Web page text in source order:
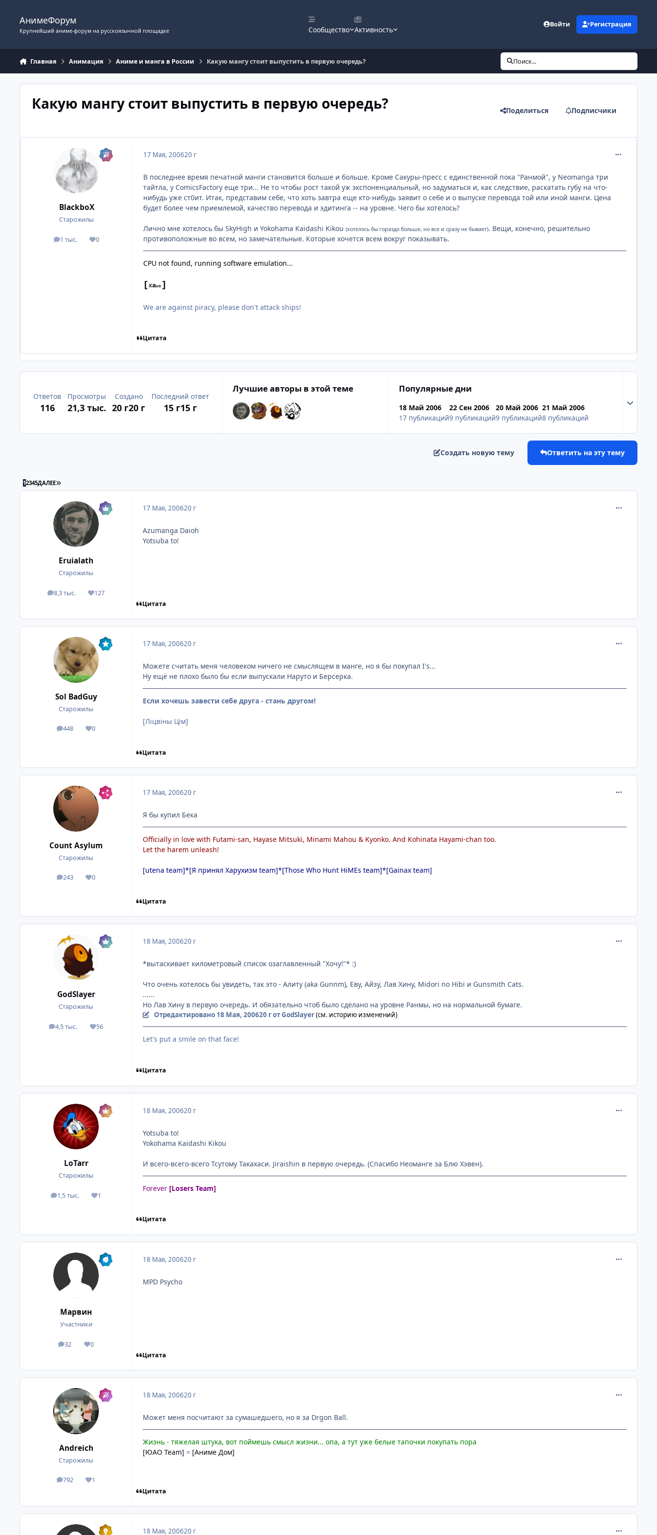
АнимеФорум
Крупнейший аниме-форум на русскоязычной площадке Сообщество Активность
Войти Регистрация
Главная Анимация Аниме и манга в России Какую мангу стоит выпустить в первую очередь? Поиск...
Какую мангу стоит выпустить в первую очередь? Поделиться Подписчики
BlackboX
Старожилы
1 тыс.
посты 0
Репутация
17 Мая, 200620 г
В последнее время печатной манги становится больше и больше. Кроме Сакуры-пресс с единственной пока "Ранмой", у Neomanga три
тайтла, у ComicsFactory еще три... Не то чтобы рост такой уж экспоненциальный, но задуматься и, как следствие, раскатать губу на что-
нибудь уже ст0ит. Итак, представим себе, что хоть завтра еще кто-нибудь заявит о себе и о выпуске перевода той или иной манги. Цена
будет более чем приемлемой, качество перевода и эдитинга -- на уровне. Чего бы хотелось?
Лично мне хотелось бы SkyHigh и Yokohama Kaidashi Kikou (хотелось бы гораздо больше, но все и сразу не бывает). Вещи, конечно, решительно
противоположные во всем, но замечательные. Которые хочется всем вокруг показывать.
CPU not found, running software emulation...
[хаос]
We are against piracy, please don't attack ships!
Цитата
Ответов
116
Просмотры
21,3 тыс.
Создано
20 г20 г
Последний ответ
15 г15 г
Лучшие авторы в этой теме Популярные дни
18 Май 2006
17 публикаций
22 Сен 2006
9 публикаций
20 Май 2006
9 публикаций
21 Май 2006
8 публикаций
Создать новую тему Ответить на эту тему
12345ДАЛЕЕ ПОСЛЕДНЯЯ СТРАНИЦА
Eruialath
Старожилы
8,3 тыс.
посты 127
Репутация
17 Мая, 200620 г
Azumanga Daioh
Yotsuba to!
Цитата
Sol BadGuy
Старожилы
448
посты 0
Репутация
17 Мая, 200620 г
Можете считать меня человеком ничего не смыслящем в манге, но я бы покупал I's...
Ну ещё не плохо было бы если выпускали Наруто и Берсерка.
Если хочешь завести себе друга - стань другом!
[Лiцвiны Цiм]
Цитата
Count Asylum
Старожилы
243
посты 0
Репутация
17 Мая, 200620 г
Я бы купил Бека
Officially in love with Futami-san, Hayase Mitsuki, Minami Mahou & Kyonko. And Kohinata Hayami-chan too.
Let the harem unleash!
[utena team]*[Я принял Харухизм team]*[Those Who Hunt HiMEs team]*[Gainax team]
Цитата
GodSlayer
Старожилы
4,5 тыс.
посты 56
Репутация
18 Мая, 200620 г
*вытаскивает километровый список озаглавленный "Хочу!"* :)
Что очень хотелось бы увидеть, так это - Алиту (aka Gunnm), Еву, Айзу, Лав Хину, Midori no Hibi и Gunsmith Cats.
......
Но Лав Хину в первую очередь. И обязательно чтоб было сделано на уровне Ранмы, но на нормальной бумаге.
Отредактировано 18 Мая, 200620 гот GodSlayer(см. историю изменений)
Let's put a smile on that face!
Цитата
LoTarr
Старожилы
1,5 тыс.
посты 1
Репутация
18 Мая, 200620 г
Yotsuba to!
Yokohama Kaidashi Kikou
И всего-всего-всего Тсутому Такахаси. Jiraishin в первую очередь. (Спасибо Неоманге за Блю Хэвен).
Forever [Losers Team]
Цитата
Марвин
Участники
32
посты 0
Репутация
18 Мая, 200620 г
MPD Psycho
Цитата
Andreich
Старожилы
792
посты 1
Репутация
18 Мая, 200620 г
Может меня посчитают за сумашедшего, но я за Drgon Ball.
Жизнь - тяжелая штука, вот поймешь смысл жизни... опа, а тут уже белые тапочки покупать пора
[ЮАО Team] = [Аниме Дом]
Цитата
18 Мая, 200620 г